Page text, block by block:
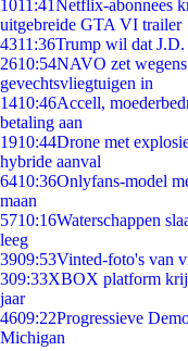
1011:41Netflix-abonnees
uitgebreide GTA VI trailer
4311:36Trump wil dat
2610:54NAVO zet
gevechtsvliegtuigen in
1410:46Accell,
betaling aan
1910:44Drone met
hybride aanval
6410:36Onlyfans-model
maan
5710:16Waterschappen
leeg
3909:53Vinted-foto's van
309:33XBOX platform
jaar
4609:22Progressieve
Michigan